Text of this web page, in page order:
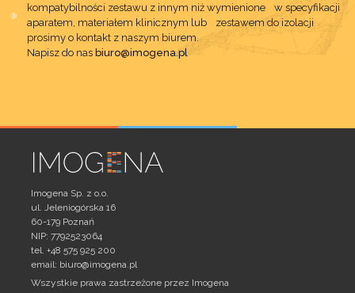
kompatybilności zestawu z innym niż wymienione w specyfikacji
aparatem, materiałem klinicznym lub zestawem do izolacji
prosimy o kontakt z naszym biurem.
Napisz do nas biuro@imogena.pl
Imogena Sp. z o.o.
ul. Jeleniogórska 16
60-179 Poznań
NIP: 7792523064
tel. +48 575 925 200
email: biuro@imogena.pl
Wszystkie prawa zastrzeżone przez Imogena